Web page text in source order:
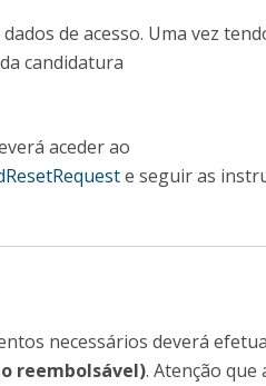
de acesso. Uma vez
candidatura
aceder ao
e seguir as
necessários deverá
reembolsável). Atenção que